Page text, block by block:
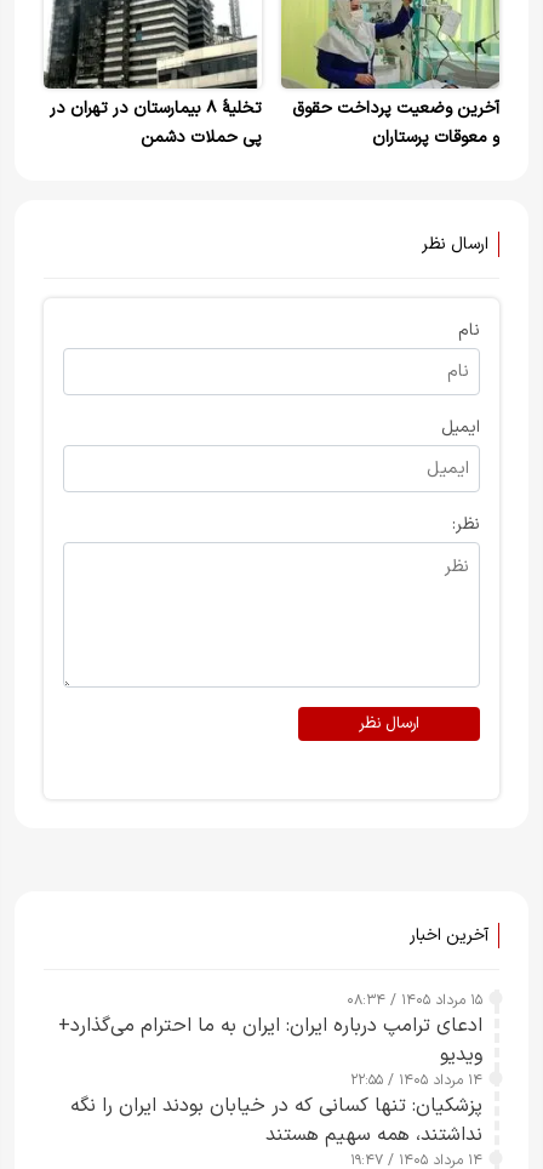
آخرین وضعیت پرداخت حقوق
و معوقات پرستاران
تخلیۀ ۸ بیمارستان در تهران در
پی حملات دشمن
ارسال نظر
نام
ایمیل
نظر:
ارسال نظر
آخرین اخبار
۱۵ مرداد ۱۴۰۵ / ۰۸:۳۴
ادعای ترامپ درباره ایران: ایران به ما احترام می‌گذارد+
ویدیو
۱۴ مرداد ۱۴۰۵ / ۲۲:۵۵
پزشکیان: تنها کسانی که در خیابان بودند ایران را نگه
نداشتند، همه سهیم هستند
۱۴ مرداد ۱۴۰۵ / ۱۹:۴۷